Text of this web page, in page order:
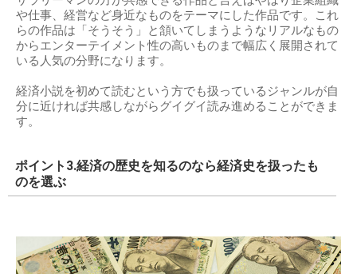
や仕事、経営など身近なものをテーマにした作品です。これ
らの作品は「そうそう」と頷いてしまうようなリアルなもの
からエンターテイメント性の高いものまで幅広く展開されて
いる人気の分野になります。
経済小説を初めて読むという方でも扱っているジャンルが自
分に近ければ共感しながらグイグイ読み進めることができま
す。
ポイント3.経済の歴史を知るのなら経済史を扱ったも
のを選ぶ